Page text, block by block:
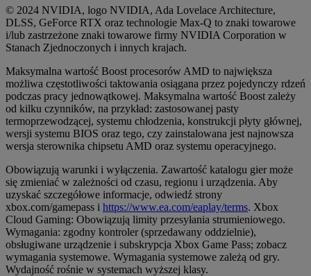
© 2024 NVIDIA, logo NVIDIA, Ada Lovelace Architecture,
DLSS, GeForce RTX oraz technologie Max-Q to znaki towarowe
i/lub zastrzeżone znaki towarowe firmy NVIDIA Corporation w
Stanach Zjednoczonych i innych krajach.
Maksymalna wartość Boost procesorów AMD to największa
możliwa częstotliwości taktowania osiągana przez pojedynczy rdzeń
podczas pracy jednowątkowej. Maksymalna wartość Boost zależy
od kilku czynników, na przykład: zastosowanej pasty
termoprzewodzącej, systemu chłodzenia, konstrukcji płyty głównej,
wersji systemu BIOS oraz tego, czy zainstalowana jest najnowsza
wersja sterownika chipsetu AMD oraz systemu operacyjnego.
Obowiązują warunki i wyłączenia. Zawartość katalogu gier może
się zmieniać w zależności od czasu, regionu i urządzenia. Aby
uzyskać szczegółowe informacje, odwiedź strony
xbox.com/gamepass i https://www.ea.com/eaplay/terms. Xbox
Cloud Gaming: Obowiązują limity przesyłania strumieniowego.
Wymagania: zgodny kontroler (sprzedawany oddzielnie),
obsługiwane urządzenie i subskrypcja Xbox Game Pass; zobacz
wymagania systemowe. Wymagania systemowe zależą od gry.
Wydajność rośnie w systemach wyższej klasy.